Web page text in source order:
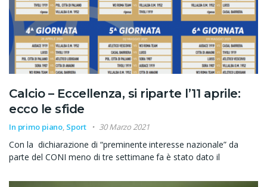
Calcio – Eccellenza, si riparte l’11 aprile:
ecco le sfide
In primo piano, Sport 30 Marzo 2021
Con la dichiarazione di “preminente interesse nazionale” da
parte del CONI meno di tre settimane fa è stato dato il